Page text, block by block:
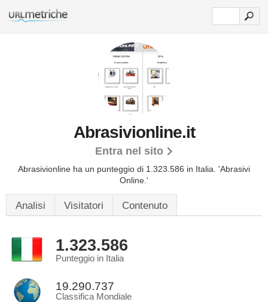
Abrasivionline.it
Entra nel sito
Abrasivionline ha un punteggio di 1.323.586 in Italia. 'Abrasivi
Online.'
Analisi Visitatori Contenuto
1.323.586
Punteggio in Italia
19.290.737
Classifica Mondiale